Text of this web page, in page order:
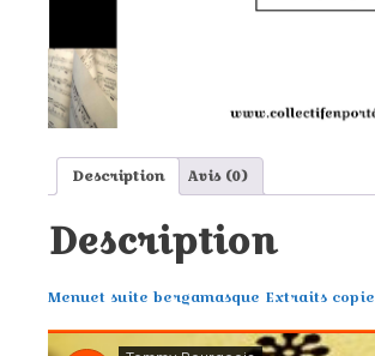
Description Avis (0)
Description
Menuet suite bergamasque Extraits copie